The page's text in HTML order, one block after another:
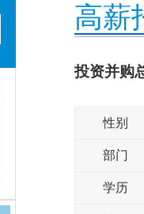
高薪
投资并购
性别
部门
学历